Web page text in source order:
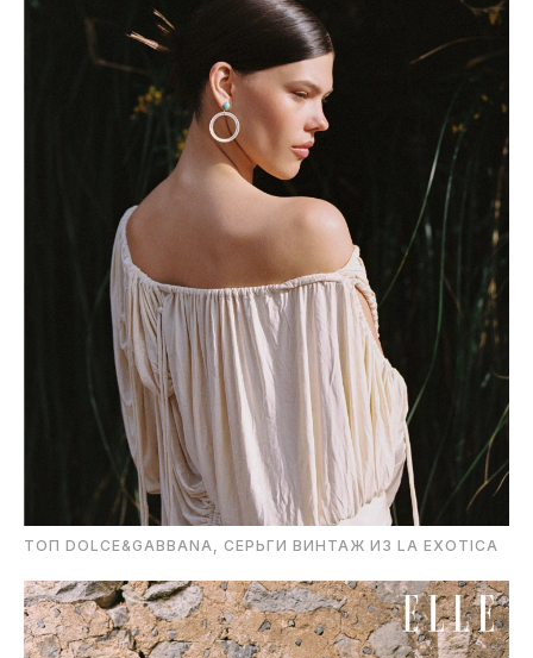
ТОП DOLCE&GABBANA, СЕРЬГИ ВИНТАЖ ИЗ LA EXOTICA